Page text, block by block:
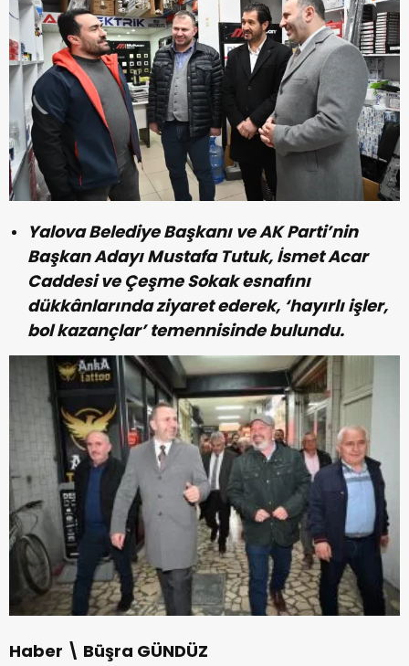
Yalova Belediye Başkanı ve AK Parti’nin
Başkan Adayı Mustafa Tutuk, İsmet Acar
Caddesi ve Çeşme Sokak esnafını
dükkânlarında ziyaret ederek, ‘hayırlı işler,
bol kazançlar’ temennisinde bulundu.
Haber \ Büşra GÜNDÜZ